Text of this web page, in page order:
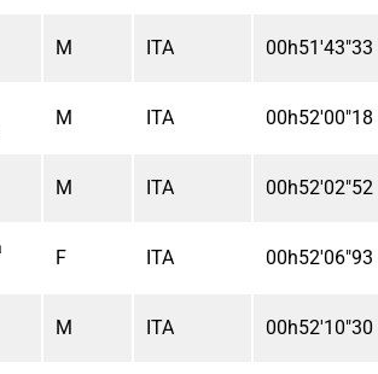
M ITA 00h51'43"33
M ITA 00h52'00"18
M ITA 00h52'02"52
F ITA 00h52'06"93
M ITA 00h52'10"30